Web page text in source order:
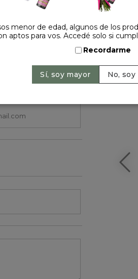
menor de edad, algunos de los
aptos para vos. Accedé solo si
Recordarme